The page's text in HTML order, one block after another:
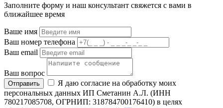
Заполните форму и наш консультант свяжется с вами в
ближайшее время
Ваше имя
Ваш номер телефона
Ваш email
Ваш вопрос
Отправить
Я даю согласие на обработку моих
персональных данных ИП Сметанин А.Л. (ИНН
780217085708, ОГРНИП: 318784700176410) в целях